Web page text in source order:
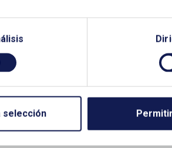
selección
MÁS
FORMULARIO